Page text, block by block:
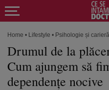
Home • Lifestyle • Psihologie și carieră
Drumul de la
Cum ajungem să
dependențe nocive